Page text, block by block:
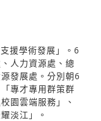
援學術發展」。6
人力資源處、總
發展處。分別朝6
專才專用群策群
園雲端服務」、
淡江」。